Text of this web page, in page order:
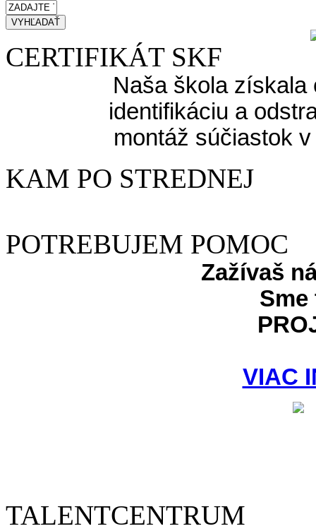
CERTIFIKÁT SKF
Naša škola získala
identifikáciu a
montáž súčiastok
KAM PO STREDNEJ
POTREBUJEM POMOC
Zažívaš
Sme
VIAC
TALENTCENTRUM